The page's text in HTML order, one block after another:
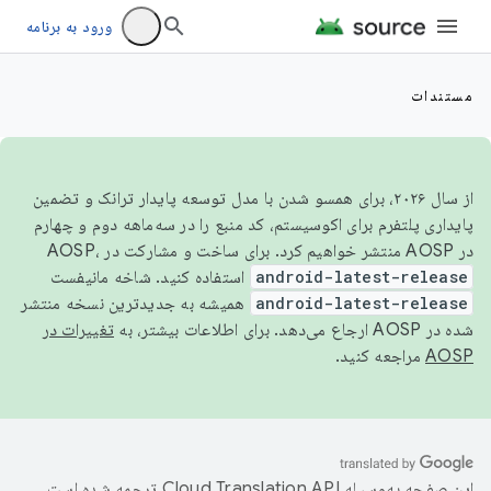
ورود به برنامه
مستندات
از سال ۲۰۲۶، برای همسو شدن با مدل توسعه پایدار ترانک و تضمین
پایداری پلتفرم برای اکوسیستم، کد منبع را در سه‌ماهه دوم و چهارم
در AOSP منتشر خواهیم کرد. برای ساخت و مشارکت در AOSP،
android-latest-release استفاده کنید. شاخه مانیفست
android-latest-release
همیشه به جدیدترین نسخه منتشر
شده در AOSP ارجاع می‌دهد. برای اطلاعات بیشتر، به
تغییرات در
AOSP مراجعه کنید.